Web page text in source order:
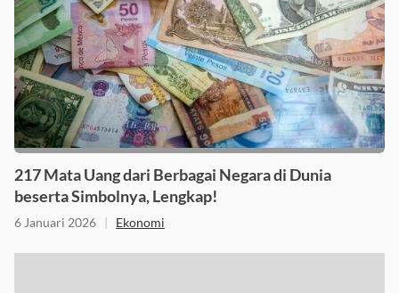
217 Mata Uang dari Berbagai Negara di Dunia
beserta Simbolnya, Lengkap!
6 Januari 2026 | Ekonomi